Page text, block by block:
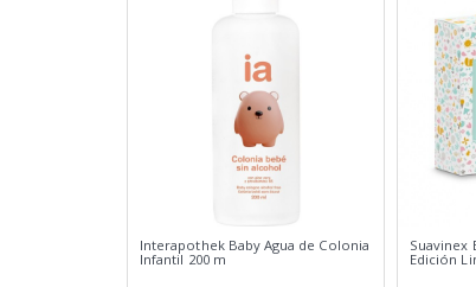
Interapothek Baby Agua de Colonia
Infantil 200 m
Suavinex
Edición